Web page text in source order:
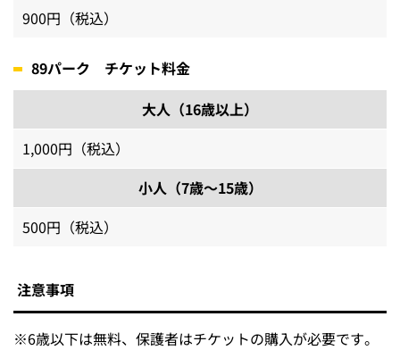
900円（税込）
89パーク チケット料金
大人（16歳以上）
1,000円（税込）
小人（7歳～15歳）
500円（税込）
注意事項
※6歳以下は無料、保護者はチケットの購入が必要です。